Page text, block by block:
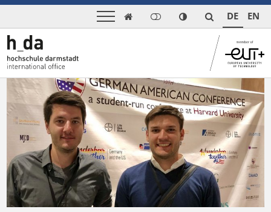
 DE EN